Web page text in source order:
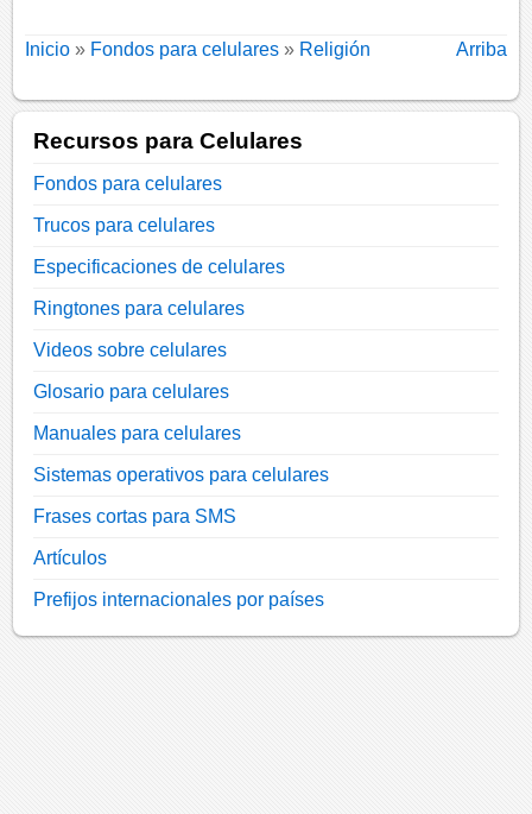
Inicio » Fondos para celulares » Religión Arriba
Recursos para Celulares
Fondos para celulares
Trucos para celulares
Especificaciones de celulares
Ringtones para celulares
Videos sobre celulares
Glosario para celulares
Manuales para celulares
Sistemas operativos para celulares
Frases cortas para SMS
Artículos
Prefijos internacionales por países